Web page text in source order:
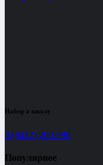
Набор в школу
8 (8412) 200-990
Популярное